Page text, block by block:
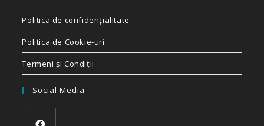
Politica de confidenţialitate
Politica de Cookie-uri
Termeni și Condiții
Social Media